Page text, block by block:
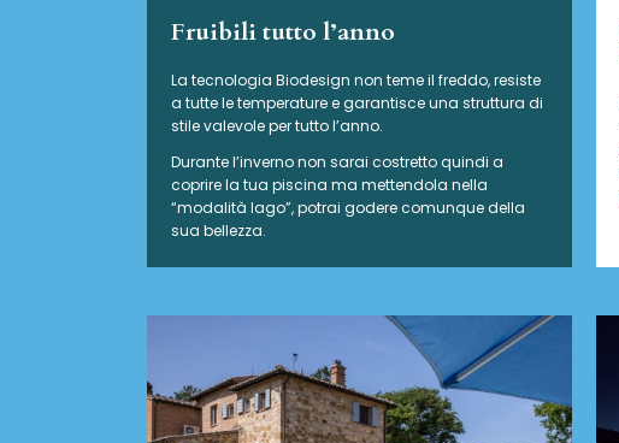
Fruibili tutto l’anno
La tecnologia Biodesign non teme il freddo, resiste
a tutte le temperature e garantisce una struttura di
stile valevole per tutto l’anno.
Durante l’inverno non sarai costretto quindi a
coprire la tua piscina ma mettendola nella
“modalità lago”, potrai godere comunque della
sua bellezza.